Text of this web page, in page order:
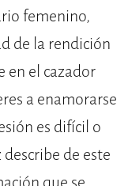
femenino,
de la rendición
en el cazador
a enamorarse
es difícil o
de este